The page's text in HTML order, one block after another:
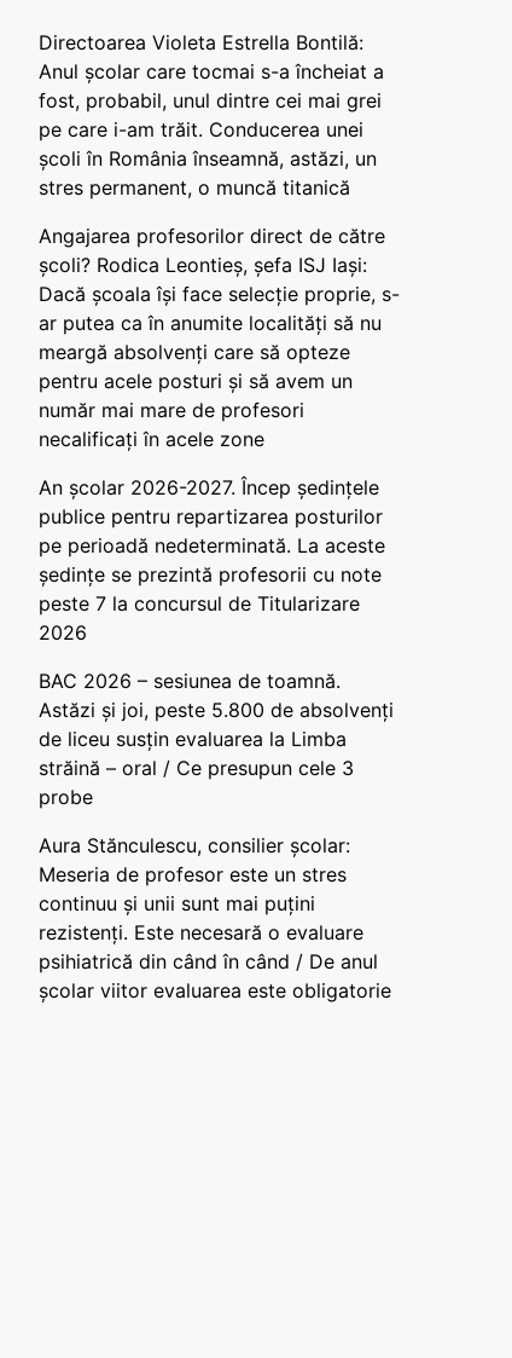
Directoarea Violeta Estrella Bontilă:
Anul școlar care tocmai s-a încheiat a
fost, probabil, unul dintre cei mai grei
pe care i-am trăit. Conducerea unei
școli în România înseamnă, astăzi, un
stres permanent, o muncă titanică
Angajarea profesorilor direct de către
școli? Rodica Leontieș, șefa ISJ Iași:
Dacă școala își face selecție proprie, s-
ar putea ca în anumite localități să nu
meargă absolvenți care să opteze
pentru acele posturi și să avem un
număr mai mare de profesori
necalificați în acele zone
An școlar 2026-2027. Încep ședințele
publice pentru repartizarea posturilor
pe perioadă nedeterminată. La aceste
ședințe se prezintă profesorii cu note
peste 7 la concursul de Titularizare
2026
BAC 2026 – sesiunea de toamnă.
Astăzi și joi, peste 5.800 de absolvenți
de liceu susțin evaluarea la Limba
străină – oral / Ce presupun cele 3
probe
Aura Stănculescu, consilier școlar:
Meseria de profesor este un stres
continuu și unii sunt mai puțini
rezistenți. Este necesară o evaluare
psihiatrică din când în când / De anul
școlar viitor evaluarea este obligatorie